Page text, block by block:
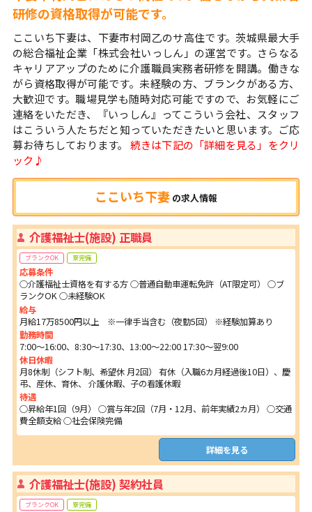
研修の資格取得が可能です。
ここいち下妻は、下妻市村岡乙のサ高住です。茨城県最大手
の総合福祉企業「株式会社いっしん」の運営です。さらなる
キャリアアップのために介護職員実務者研修を開講。働きな
がら資格取得が可能です。未経験の方、ブランクがある方、
大歓迎です。職場見学も随時対応可能ですので、お気軽にご
連絡をいただき、『いっしん』ってこういう会社、スタッフ
はこういう人たちだと知っていただきたいと思います。ご応
募お待ちしております。 続きは下記の「詳細を見る」をクリ
ック♪
ここいち下妻 の求人情報
介護福祉士(施設) 正職員
ブランクOK 寮完備
応募条件
○介護福祉士資格を有する方 ○普通自動車運転免許（AT限定可） ○ブ
ランクOK ○未経験OK
給与
月給17万8500円以上 ※一律手当含む（夜勤5回） ※経験加算あり
勤務時間
7:00～16:00、8:30～17:30、13:00～22:00 17:30～翌9:00
休日休暇
月8休制（シフト制、希望休 月2回） 有休（入職6カ月経過後10日）、慶
弔、産休、育休、 介護休暇、子の看護休暇
待遇
○昇給年1回（9月） ○賞与年2回（7月・12月、前年実績2カ月） ○交通
費全額支給 ○社会保険完備
詳細を見る
介護福祉士(施設) 契約社員
ブランクOK 寮完備